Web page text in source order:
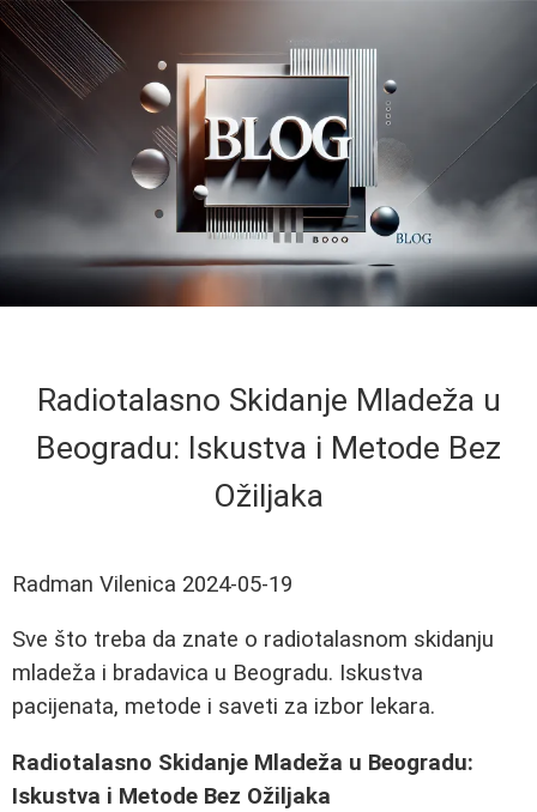
Radiotalasno Skidanje Mladeža u
Beogradu: Iskustva i Metode Bez
Ožiljaka
Radman Vilenica 2024-05-19
Sve što treba da znate o radiotalasnom skidanju
mladeža i bradavica u Beogradu. Iskustva
pacijenata, metode i saveti za izbor lekara.
Radiotalasno Skidanje Mladeža u Beogradu:
Iskustva i Metode Bez Ožiljaka